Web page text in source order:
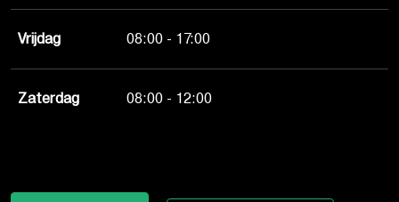
Vrijdag 08:00 - 17:00
Zaterdag 08:00 - 12:00